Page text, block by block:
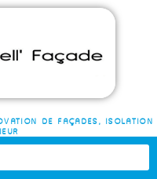
DE FAÇADES, ISOLATION